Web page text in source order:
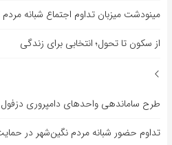
مینودشت میزبان تداوم اجتماع شبانه مردم
از سکون تا تحول؛ انتخابی برای زندگی
طرح ساماندهی واحدهای دامپروری دزفول
تداوم حضور شبانه مردم نگین‌شهر در